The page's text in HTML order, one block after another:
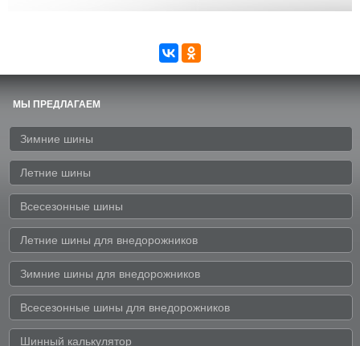
МЫ ПРЕДЛАГАЕМ
Зимние шины
Летние шины
Всесезонные шины
Летние шины для внедорожников
Зимние шины для внедорожников
Всесезонные шины для внедорожников
Шинный калькулятор